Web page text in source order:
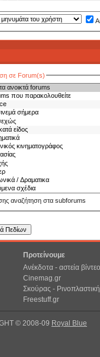
σε Forum(s)
αναζήτηση στα subforums
Προτείνουμε
Ανέκδοτα - αστεία βίντεο
Cinemag.gr
Σκούρας - Ρινοπλαστική
Freestuff.gr
© 2008-09 Royal Blue